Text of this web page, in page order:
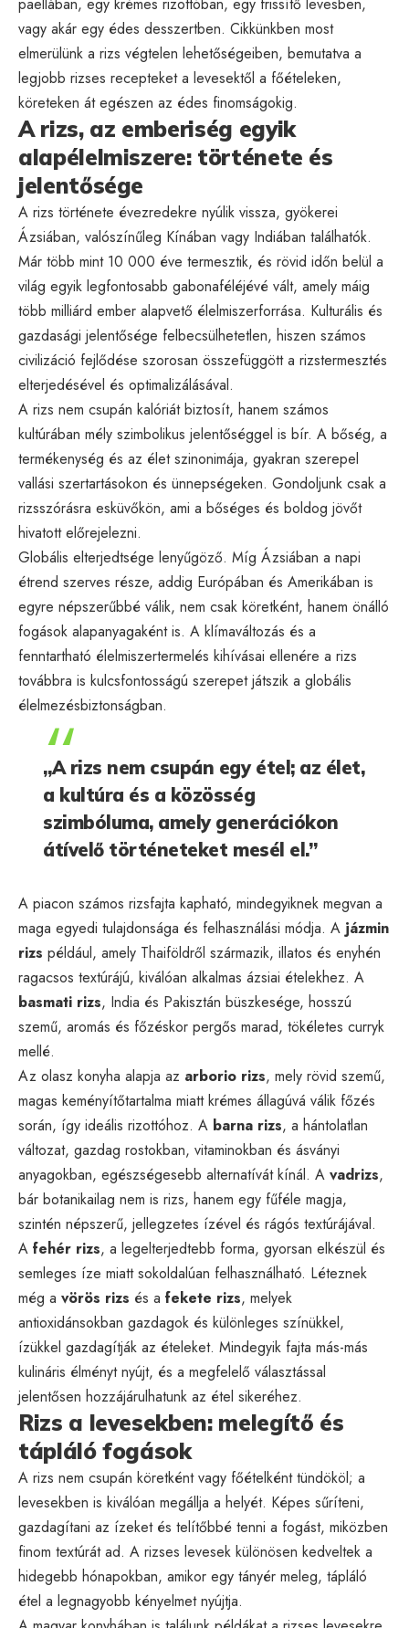
vagy akár egy édes desszertben. Cikkünkben most
elmerülünk a rizs végtelen lehetőségeiben, bemutatva a
legjobb rizses recepteket a levesektől a főételeken,
köreteken át egészen az édes finomságokig.
A rizs, az emberiség egyik
alapélelmiszere: története és
jelentősége
A rizs története évezredekre nyúlik vissza, gyökerei
Ázsiában, valószínűleg Kínában vagy Indiában találhatók.
Már több mint 10 000 éve termesztik, és rövid időn belül a
világ egyik legfontosabb gabonaféléjévé vált, amely máig
több milliárd ember alapvető élelmiszerforrása. Kulturális és
gazdasági jelentősége felbecsülhetetlen, hiszen számos
civilizáció fejlődése szorosan összefüggött a rizstermesztés
elterjedésével és optimalizálásával.
A rizs nem csupán kalóriát biztosít, hanem számos
kultúrában mély szimbolikus jelentőséggel is bír. A bőség, a
termékenység és az élet szinonimája, gyakran szerepel
vallási szertartásokon és ünnepségeken. Gondoljunk csak a
rizsszórásra esküvőkön, ami a bőséges és boldog jövőt
hivatott előrejelezni.
Globális elterjedtsége lenyűgöző. Míg Ázsiában a napi
étrend szerves része, addig Európában és Amerikában is
egyre népszerűbbé válik, nem csak köretként, hanem önálló
fogások alapanyagaként is. A klímaváltozás és a
fenntartható élelmiszertermelés kihívásai ellenére a rizs
továbbra is kulcsfontosságú szerepet játszik a globális
élelmezésbiztonságban.
„A rizs nem csupán egy étel; az élet,
a kultúra és a közösség
szimbóluma, amely generációkon
átívelő történeteket mesél el.”
A piacon számos rizsfajta kapható, mindegyiknek megvan a
maga egyedi tulajdonsága és felhasználási módja. A jázmin
rizs például, amely Thaiföldről származik, illatos és enyhén
ragacsos textúrájú, kiválóan alkalmas ázsiai ételekhez. A
basmati rizs, India és Pakisztán büszkesége, hosszú
szemű, aromás és főzéskor pergős marad, tökéletes curryk
mellé.
Az olasz konyha alapja az arborio rizs, mely rövid szemű,
magas keményítőtartalma miatt krémes állagúvá válik főzés
során, így ideális rizottóhoz. A barna rizs, a hántolatlan
változat, gazdag rostokban, vitaminokban és ásványi
anyagokban, egészségesebb alternatívát kínál. A vadrizs,
bár botanikailag nem is rizs, hanem egy fűféle magja,
szintén népszerű, jellegzetes ízével és rágós textúrájával.
A fehér rizs, a legelterjedtebb forma, gyorsan elkészül és
semleges íze miatt sokoldalúan felhasználható. Léteznek
még a vörös rizs és a fekete rizs, melyek
antioxidánsokban gazdagok és különleges színükkel,
ízükkel gazdagítják az ételeket. Mindegyik fajta más-más
kulináris élményt nyújt, és a megfelelő választással
jelentősen hozzájárulhatunk az étel sikeréhez.
Rizs a levesekben: melegítő és
tápláló fogások
A rizs nem csupán köretként vagy főételként tündököl; a
levesekben is kiválóan megállja a helyét. Képes sűríteni,
gazdagítani az ízeket és telítőbbé tenni a fogást, miközben
finom textúrát ad. A rizses levesek különösen kedveltek a
hidegebb hónapokban, amikor egy tányér meleg, tápláló
étel a legnagyobb kényelmet nyújtja.